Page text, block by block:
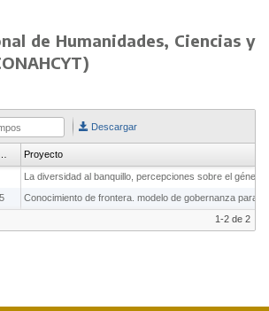
de Humanidades, Ciencias y
Descargar
Proyecto
1-2 de 2